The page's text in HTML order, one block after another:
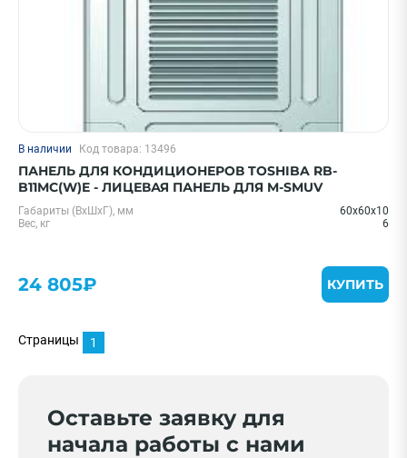
ПРИМЕНИТЬ
Очистить
Смотреть все фильтры
В наличии Код товара: 13496
ПАНЕЛЬ ДЛЯ КОНДИЦИОНЕРОВ TOSHIBA RB-
B11MC(W)E - ЛИЦЕВАЯ ПАНЕЛЬ ДЛЯ M-SMUV
Габариты (ВxШxГ), мм
60х60х10
Вес, кг
6
24 805₽ КУПИТЬ
Страницы 1
Оставьте заявку для
начала работы с нами